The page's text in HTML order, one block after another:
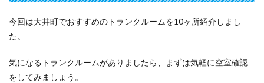
今回は大井町でおすすめのトランクルームを10ヶ所紹介しまし
た。
気になるトランクルームがありましたら、まずは気軽に空室確認
をしてみましょう。